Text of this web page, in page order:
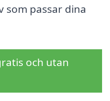
som passar dina
och utan